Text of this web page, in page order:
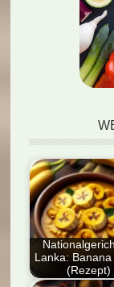
Lanka:
(Rezept)